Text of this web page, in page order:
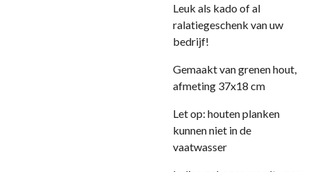
Leuk als kado of al
ralatiegeschenk van uw
bedrijf!
Gemaakt van grenen hout,
afmeting 37x18 cm
Let op: houten planken
kunnen niet in de
vaatwasser